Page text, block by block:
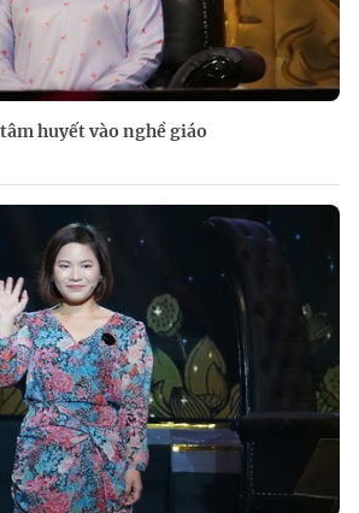
huyết vào nghề giáo